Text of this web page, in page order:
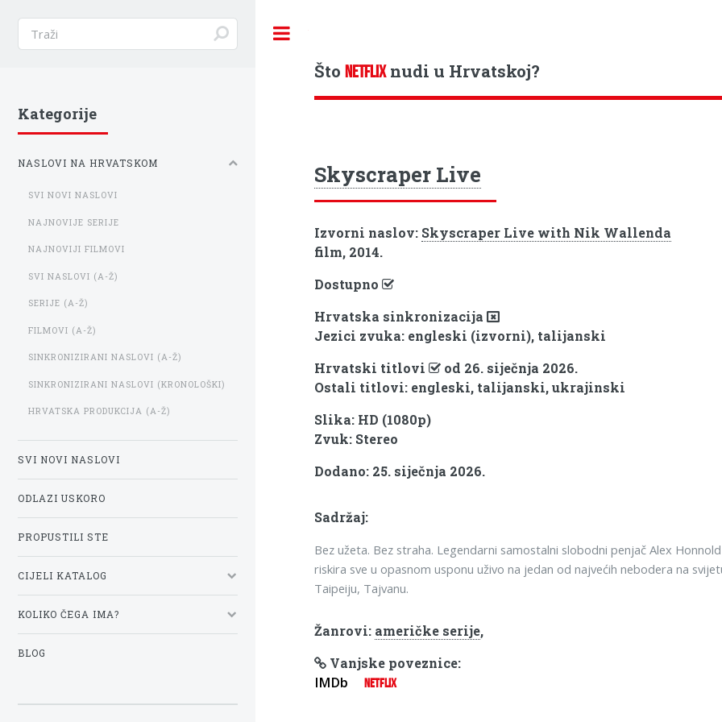
ŠtoNETFLIXnudi u Hrvatskoj?
Skyscraper Live
Izvorni naslov: Skyscraper Live with Nik Wallenda
film, 2014.
Dostupno
Hrvatska sinkronizacija
Jezici zvuka: engleski (izvorni), talijanski
Hrvatski titlovi
od 26. siječnja 2026.
Ostali titlovi: engleski, talijanski, ukrajinski
Slika: HD (1080p)
Zvuk: Stereo
Dodano: 25. siječnja 2026.
Sadržaj:
Bez užeta. Bez straha. Legendarni samostalni slobodni penjač Alex Honnold
riskira sve u opasnom usponu uživo na jedan od najvećih nebodera na
Taipeiju, Tajvanu.
Žanrovi: američke serije,
Vanjske poveznice:
IMDb NETFLIX
Kategorije
NASLOVI NA HRVATSKOM
SVI NOVI NASLOVI
NAJNOVIJE SERIJE
NAJNOVIJI FILMOVI
SVI NASLOVI (A-Ž)
SERIJE (A-Ž)
FILMOVI (A-Ž)
SINKRONIZIRANI NASLOVI (A-Ž)
SINKRONIZIRANI NASLOVI (KRONOLOŠKI)
HRVATSKA PRODUKCIJA (A-Ž)
SVI NOVI NASLOVI
ODLAZI USKORO
PROPUSTILI STE
CIJELI KATALOG
KOLIKO ČEGA IMA?
BLOG
Toggle